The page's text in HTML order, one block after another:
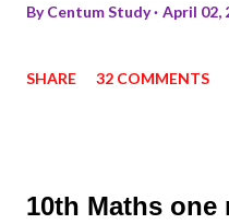
ByCentum Study April 02,
SHARE 32 COMMENTS
10th Maths